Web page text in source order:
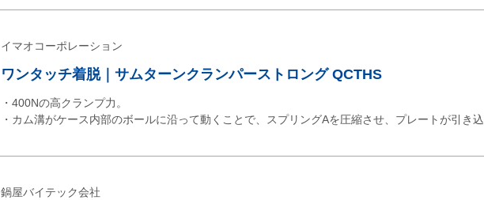
イマオコーポレーション
ワンタッチ着脱｜サムターンクランパーストロング QCTHS
・400Nの高クランプ力。
・カム溝がケース内部のボールに沿って動くことで、スプリングAを圧縮させ、プレートが引き
鍋屋バイテック会社